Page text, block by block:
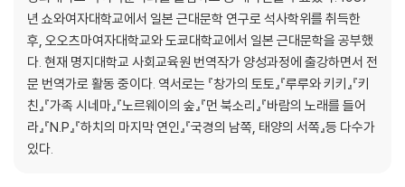
년 쇼와여자대학교에서 일본 근대문학 연구로 석사학위를 취득한
후, 오오츠마여자대학교와 도쿄대학교에서 일본 근대문학을 공부했
다. 현재 명지대학교 사회교육원 번역작가 양성과정에 출강하면서 전
문 번역가로 활동 중이다. 역서로는 『창가의 토토』『루루와 키키』『키
친』『가족 시네마』『노르웨이의 숲』『먼 북소리』『바람의 노래를 들어
라』『N.P』『하치의 마지막 연인』『국경의 남쪽, 태양의 서쪽』등 다수가
있다.